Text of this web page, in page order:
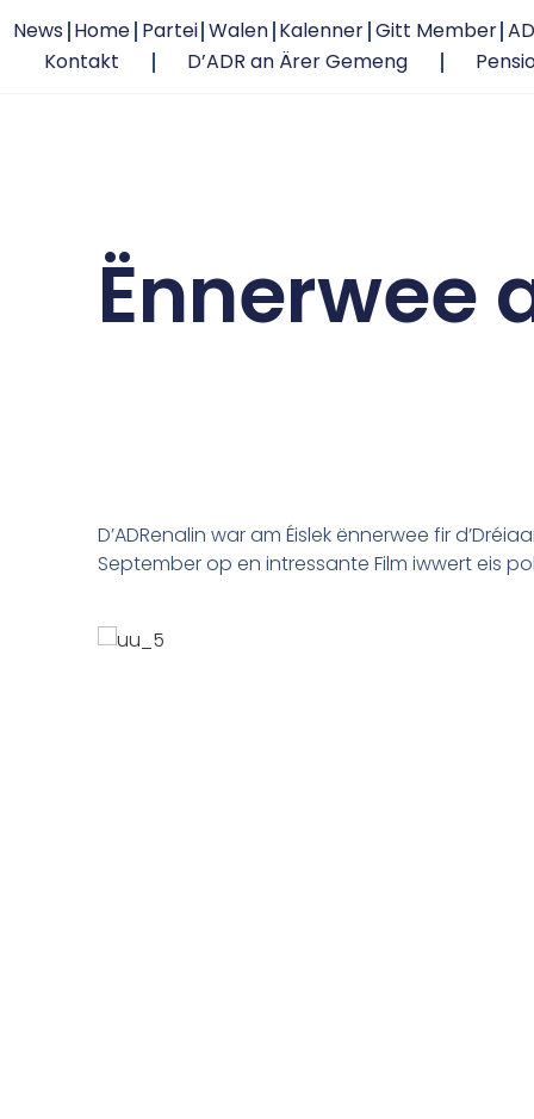
News Home Partei Walen Kalenner Gitt Member
Kontakt
D’ADR an Ärer Gemeng
Ënnerwee
D’ADRenalin war am Éislek ënnerwee fir
September op en intressante Film iwwert eis